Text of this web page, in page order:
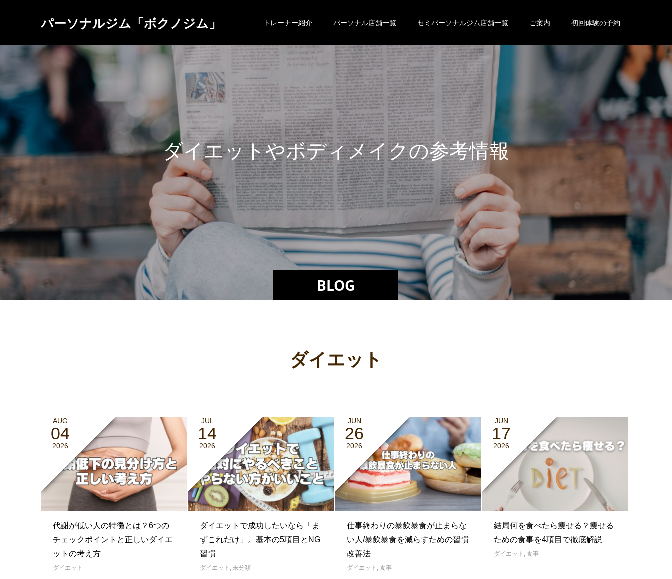
パーソナルジム「ボクノジム」 トレーナー紹介 パーソナル店舗一覧 セミパーソナルジム店舗一覧 ご案内 初回体験の予約
BLOG
ダイエットやボディメイクの参考情報
ダイエット
AUG
04
2026
代謝が低い人の特徴とは？6つの
チェックポイントと正しいダイエ
ットの考え方
ダイエット
JUL
14
2026
ダイエットで成功したいなら「ま
ずこれだけ」。基本の5項目とNG
習慣
ダイエット , 未分類
JUN
26
2026
仕事終わりの暴飲暴食が止まらな
い人/暴飲暴食を減らすための習慣
改善法
ダイエット , 食事
JUN
17
2026
結局何を食べたら痩せる？痩せる
ための食事を4項目で徹底解説
ダイエット , 食事